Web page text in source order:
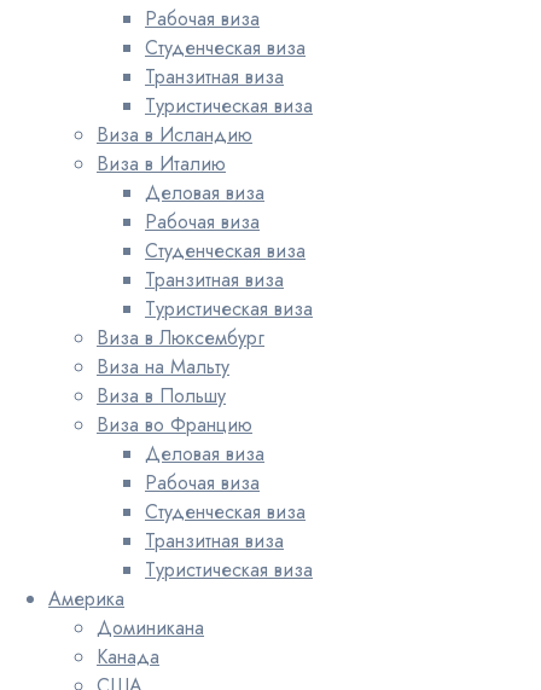
Рабочая виза
Студенческая виза
Транзитная виза
Туристическая виза
Виза в Исландию
Виза в Италию
Деловая виза
Рабочая виза
Студенческая виза
Транзитная виза
Туристическая виза
Виза в Люксембург
Виза на Мальту
Виза в Польшу
Виза во Францию
Деловая виза
Рабочая виза
Студенческая виза
Транзитная виза
Туристическая виза
Америка
Доминикана
Канада